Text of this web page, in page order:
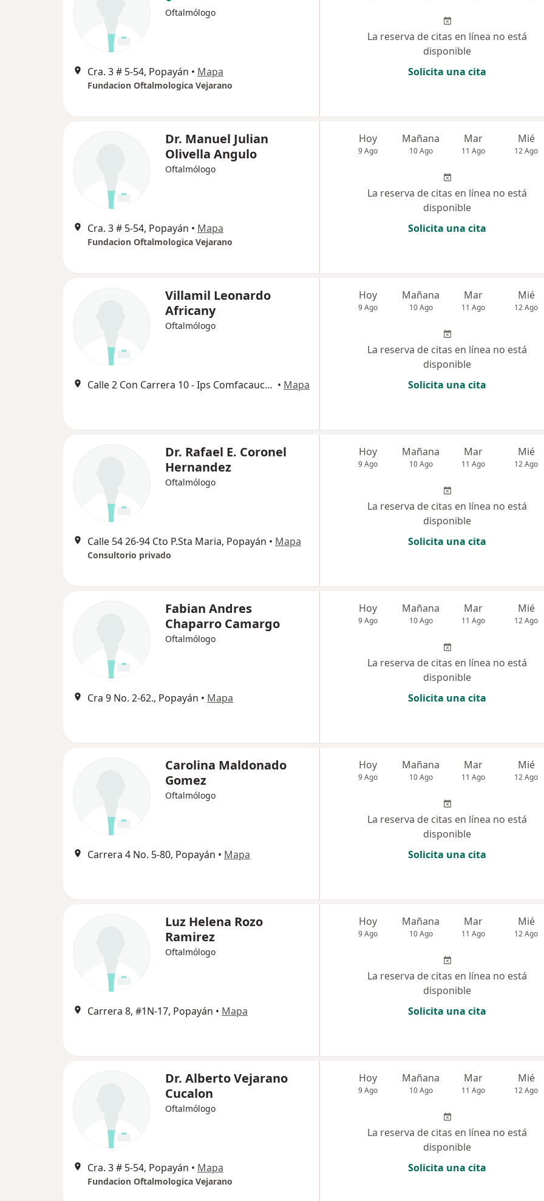
Oftalmólogo
Cra. 3 # 5-54, Popayán • Mapa
Fundacion Oftalmologica Vejarano
La reserva de citas en línea no está
disponible
Solicita una cita
Dr. Manuel Julian
Olivella Angulo
Oftalmólogo
Cra. 3 # 5-54, Popayán • Mapa
Fundacion Oftalmologica Vejarano
Hoy
9 Ago
Mañana
10 Ago
Mar
11 Ago
Mié
12 Ago
La reserva de citas en línea no está
disponible
Solicita una cita
Villamil Leonardo
Africany
Oftalmólogo
Calle 2 Con Carrera 10 - Ips Comfacauca, Popayán • Mapa
Hoy
9 Ago
Mañana
10 Ago
Mar
11 Ago
Mié
12 Ago
La reserva de citas en línea no está
disponible
Solicita una cita
Dr. Rafael E. Coronel
Hernandez
Oftalmólogo
Calle 54 26-94 Cto P.Sta Maria, Popayán • Mapa
Consultorio privado
Hoy
9 Ago
Mañana
10 Ago
Mar
11 Ago
Mié
12 Ago
La reserva de citas en línea no está
disponible
Solicita una cita
Fabian Andres
Chaparro Camargo
Oftalmólogo
Cra 9 No. 2-62., Popayán • Mapa
Hoy
9 Ago
Mañana
10 Ago
Mar
11 Ago
Mié
12 Ago
La reserva de citas en línea no está
disponible
Solicita una cita
Carolina Maldonado
Gomez
Oftalmólogo
Carrera 4 No. 5-80, Popayán • Mapa
Hoy
9 Ago
Mañana
10 Ago
Mar
11 Ago
Mié
12 Ago
La reserva de citas en línea no está
disponible
Solicita una cita
Luz Helena Rozo
Ramirez
Oftalmólogo
Carrera 8, #1N-17, Popayán • Mapa
Hoy
9 Ago
Mañana
10 Ago
Mar
11 Ago
Mié
12 Ago
La reserva de citas en línea no está
disponible
Solicita una cita
Dr. Alberto Vejarano
Cucalon
Oftalmólogo
Cra. 3 # 5-54, Popayán • Mapa
Fundacion Oftalmologica Vejarano
Hoy
9 Ago
Mañana
10 Ago
Mar
11 Ago
Mié
12 Ago
La reserva de citas en línea no está
disponible
Solicita una cita